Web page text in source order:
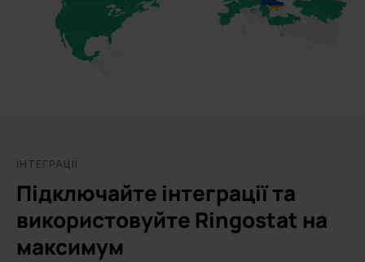
ІНТЕГРАЦІЇ
Підключайте інтеграції та
використовуйте Ringostat на
максимум